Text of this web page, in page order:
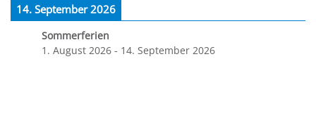
14. September 2026
Sommerferien
1. August 2026 - 14. September 2026